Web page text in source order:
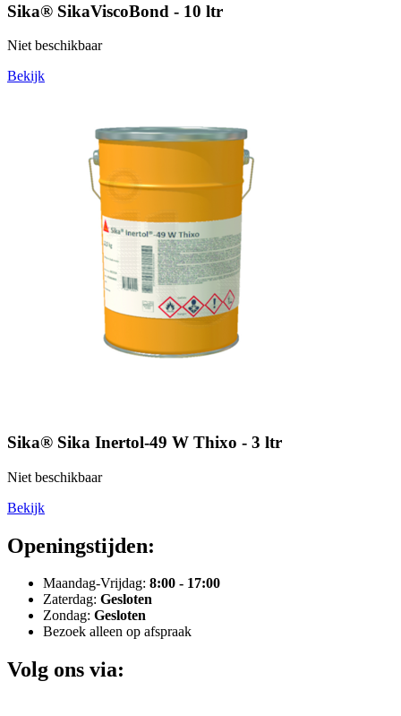
Sika® SikaViscoBond - 10 ltr
Niet beschikbaar
Bekijk
Sika® Sika Inertol-49 W Thixo - 3 ltr
Niet beschikbaar
Bekijk
Openingstijden:
Maandag-Vrijdag: 8:00 - 17:00
Zaterdag: Gesloten
Zondag: Gesloten
Bezoek alleen op afspraak
Volg ons via: